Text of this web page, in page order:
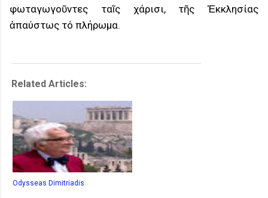
φωταγωγοῦντες ταῖς χάρισι, τῆς Ἐκκλησίας
ἀπαύστως τό πλήρωμα.
Related Articles:
Odysseas Dimitriadis